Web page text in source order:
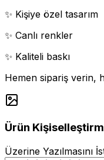
✨ Kişiye özel tasarım
✨ Canlı renkler
✨ Kaliteli baskı
Hemen sipariş verin,
Ürün
Üzerine Yazılmasını